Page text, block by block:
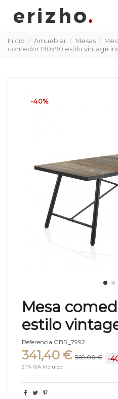
Inicio Amueblar Mesas
comedor 190x90 estilo vintage
-40%
Mesa
estilo
Referencia GBR_7992
341,40 € 569,00 € -
21% IVA incluido